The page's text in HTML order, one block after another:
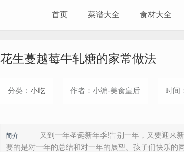
首页 菜谱大全 食材大全
花生蔓越莓牛轧糖的家常做法
分类： 小吃 作者：小编-美食皇后 时间
简介
又到一年圣诞新年季!告别一年，又要迎来新
要的是对一年的总结和对一年的展望。孩子们快乐的